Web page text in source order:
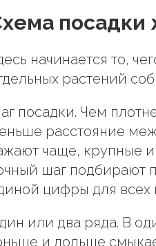
посадки
начинается то,
растений
посадки. Чем
расстояние
чаще, крупные
шаг подбирают
цифры для всех
или два ряда. В
и дольше